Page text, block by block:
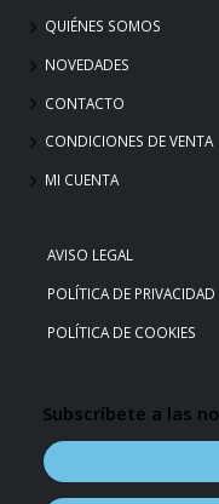
QUIÉNES SOMOS
NOVEDADES
CONTACTO
CONDICIONES DE VENTA
MI CUENTA
AVISO LEGAL
POLÍTICA DE PRIVACIDAD
POLÍTICA DE COOKIES
Subscríbete a las